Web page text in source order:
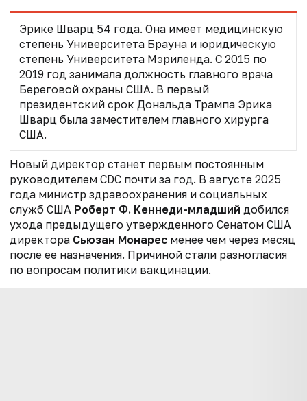
Эрике Шварц 54 года. Она имеет медицинскую
степень Университета Брауна и юридическую
степень Университета Мэриленда. С 2015 по
2019 год занимала должность главного врача
Береговой охраны США. В первый
президентский срок Дональда Трампа Эрика
Шварц была заместителем главного хирурга
США.
Новый директор станет первым постоянным
руководителем CDC почти за год. В августе 2025
года министр здравоохранения и социальных
служб США Роберт Ф. Кеннеди-младший добился
ухода предыдущего утвержденного Сенатом США
директора Сьюзан Монарес менее чем через месяц
после ее назначения. Причиной стали разногласия
по вопросам политики вакцинации.